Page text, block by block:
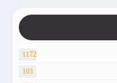
1172
103